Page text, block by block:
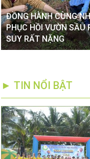
ĐỒNG HÀNH CÙNG
PHỤC HỒI VƯỜN SẦU
SUY RẤT NẶNG
► TIN NỔI BẬT